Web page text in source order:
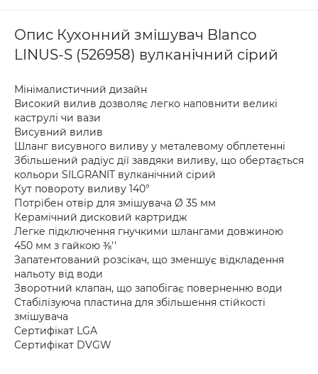
Опис Кухонний змішувач Blanco
LINUS-S (526958) вулканічний сірий
Мінімалистичний дизайн
Високий вилив дозволяє легко наповнити великі
каструлі чи вази
Висувний вилив
Шланг висувного виливу у металевому обплетенні
Збільшений радіус дії завдяки виливу, що обертається
кольори SILGRANIT вулканічний сірий
Кут повороту виливу 140°
Потрібен отвір для змішувача Ø 35 мм
Керамічний дисковий картридж
Легке підключення гнучкими шлангами довжиною
450 мм з гайкою ⅜''
Запатентований розсікач, що зменшує відкладення
нальоту від води
Зворотний клапан, що запобігає поверненню води
Стабілізуюча пластина для збільшення стійкості
змішувача
Сертифікат LGA
Сертифікат DVGW